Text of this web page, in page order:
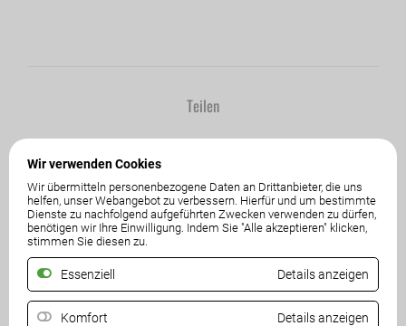
Wir verwenden Cookies
Wir übermitteln personenbezogene Daten an Drittanbieter, die uns
helfen, unser Webangebot zu verbessern. Hierfür und um bestimmte
Dienste zu nachfolgend aufgeführten Zwecken verwenden zu dürfen,
benötigen wir Ihre Einwilligung. Indem Sie "Alle akzeptieren" klicken,
stimmen Sie diesen zu.
Essenziell Details anzeigen
Komfort Details anzeigen
Teilen
01.Jänner1970von
ZURÜCK